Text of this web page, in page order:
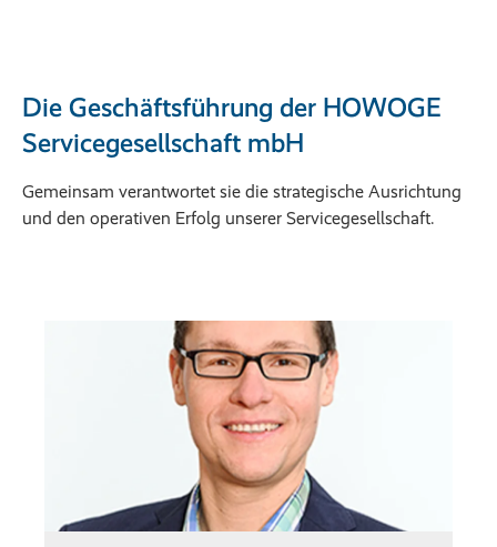
Die Geschäftsführung der HOWOGE
Servicegesellschaft mbH
Gemeinsam verantwortet sie die strategische Ausrichtung
und den operativen Erfolg unserer Servicegesellschaft.